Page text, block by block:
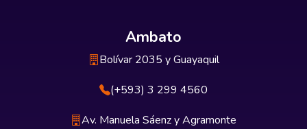
Ambato
Bolívar 2035 y Guayaquil
(+593) 3 299 4560
Av. Manuela Sáenz y Agramonte